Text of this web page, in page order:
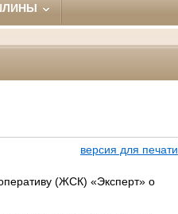
версия для печати
(ЖСК) «Эксперт» о